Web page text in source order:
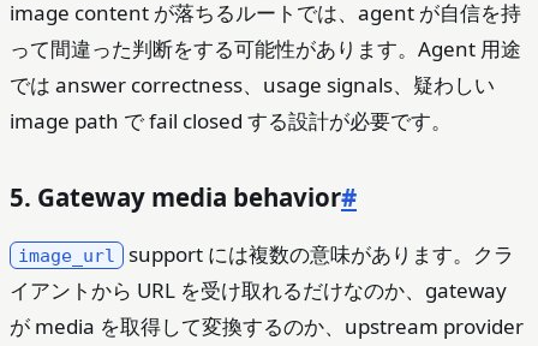
image content が落ちるルートでは、agent が自信を持
って間違った判断をする可能性があります。Agent 用途
では answer correctness、usage signals、疑わしい
image path で fail closed する設計が必要です。
5. Gateway media behavior#
image_url
support には複数の意味があります。クラ
イアントから URL を受け取れるだけなのか、gateway
が media を取得して変換するのか、upstream provider